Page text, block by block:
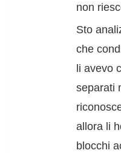
non
Sto
che
li avevo
separati
allora li
blocchi